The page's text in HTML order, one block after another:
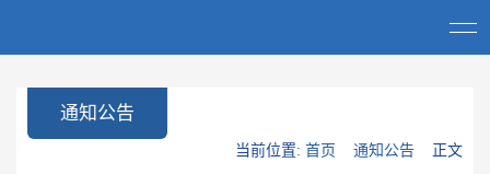
通知公告
当前位置: 首页 通知公告 正文